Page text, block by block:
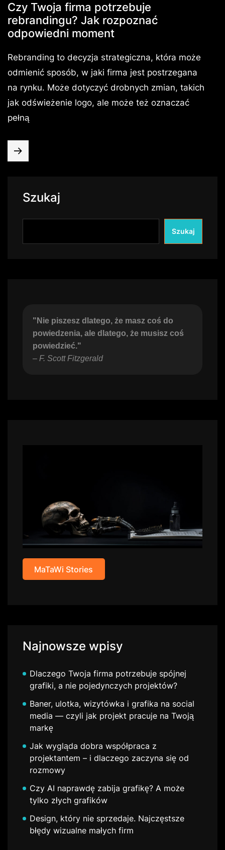
Czy Twoja firma potrzebuje
rebrandingu? Jak rozpoznać
odpowiedni moment
Rebranding to decyzja strategiczna, która może
odmienić sposób, w jaki firma jest postrzegana
na rynku. Może dotyczyć drobnych zmian, takich
jak odświeżenie logo, ale może też oznaczać
pełną
Szukaj
Szukaj
"Nie piszesz dlatego, że masz coś do
powiedzenia, ale dlatego, że musisz coś
powiedzieć."
– F. Scott Fitzgerald
MaTaWi Stories
Najnowsze wpisy
Dlaczego Twoja firma potrzebuje spójnej
grafiki, a nie pojedynczych projektów?
Baner, ulotka, wizytówka i grafika na social
media — czyli jak projekt pracuje na Twoją
markę
Jak wygląda dobra współpraca z
projektantem – i dlaczego zaczyna się od
rozmowy
Czy AI naprawdę zabija grafikę? A może
tylko złych grafików
Design, który nie sprzedaje. Najczęstsze
błędy wizualne małych firm